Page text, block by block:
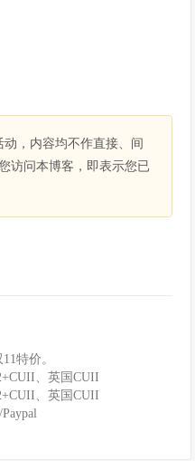
，内容均不作直接、间
访问本博客，即表示您已
特价。
、英国CUII
、英国CUII